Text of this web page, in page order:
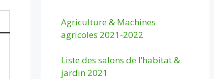
Agriculture & Machines
agricoles 2021-2022
Liste des salons de l’habitat &
jardin 2021